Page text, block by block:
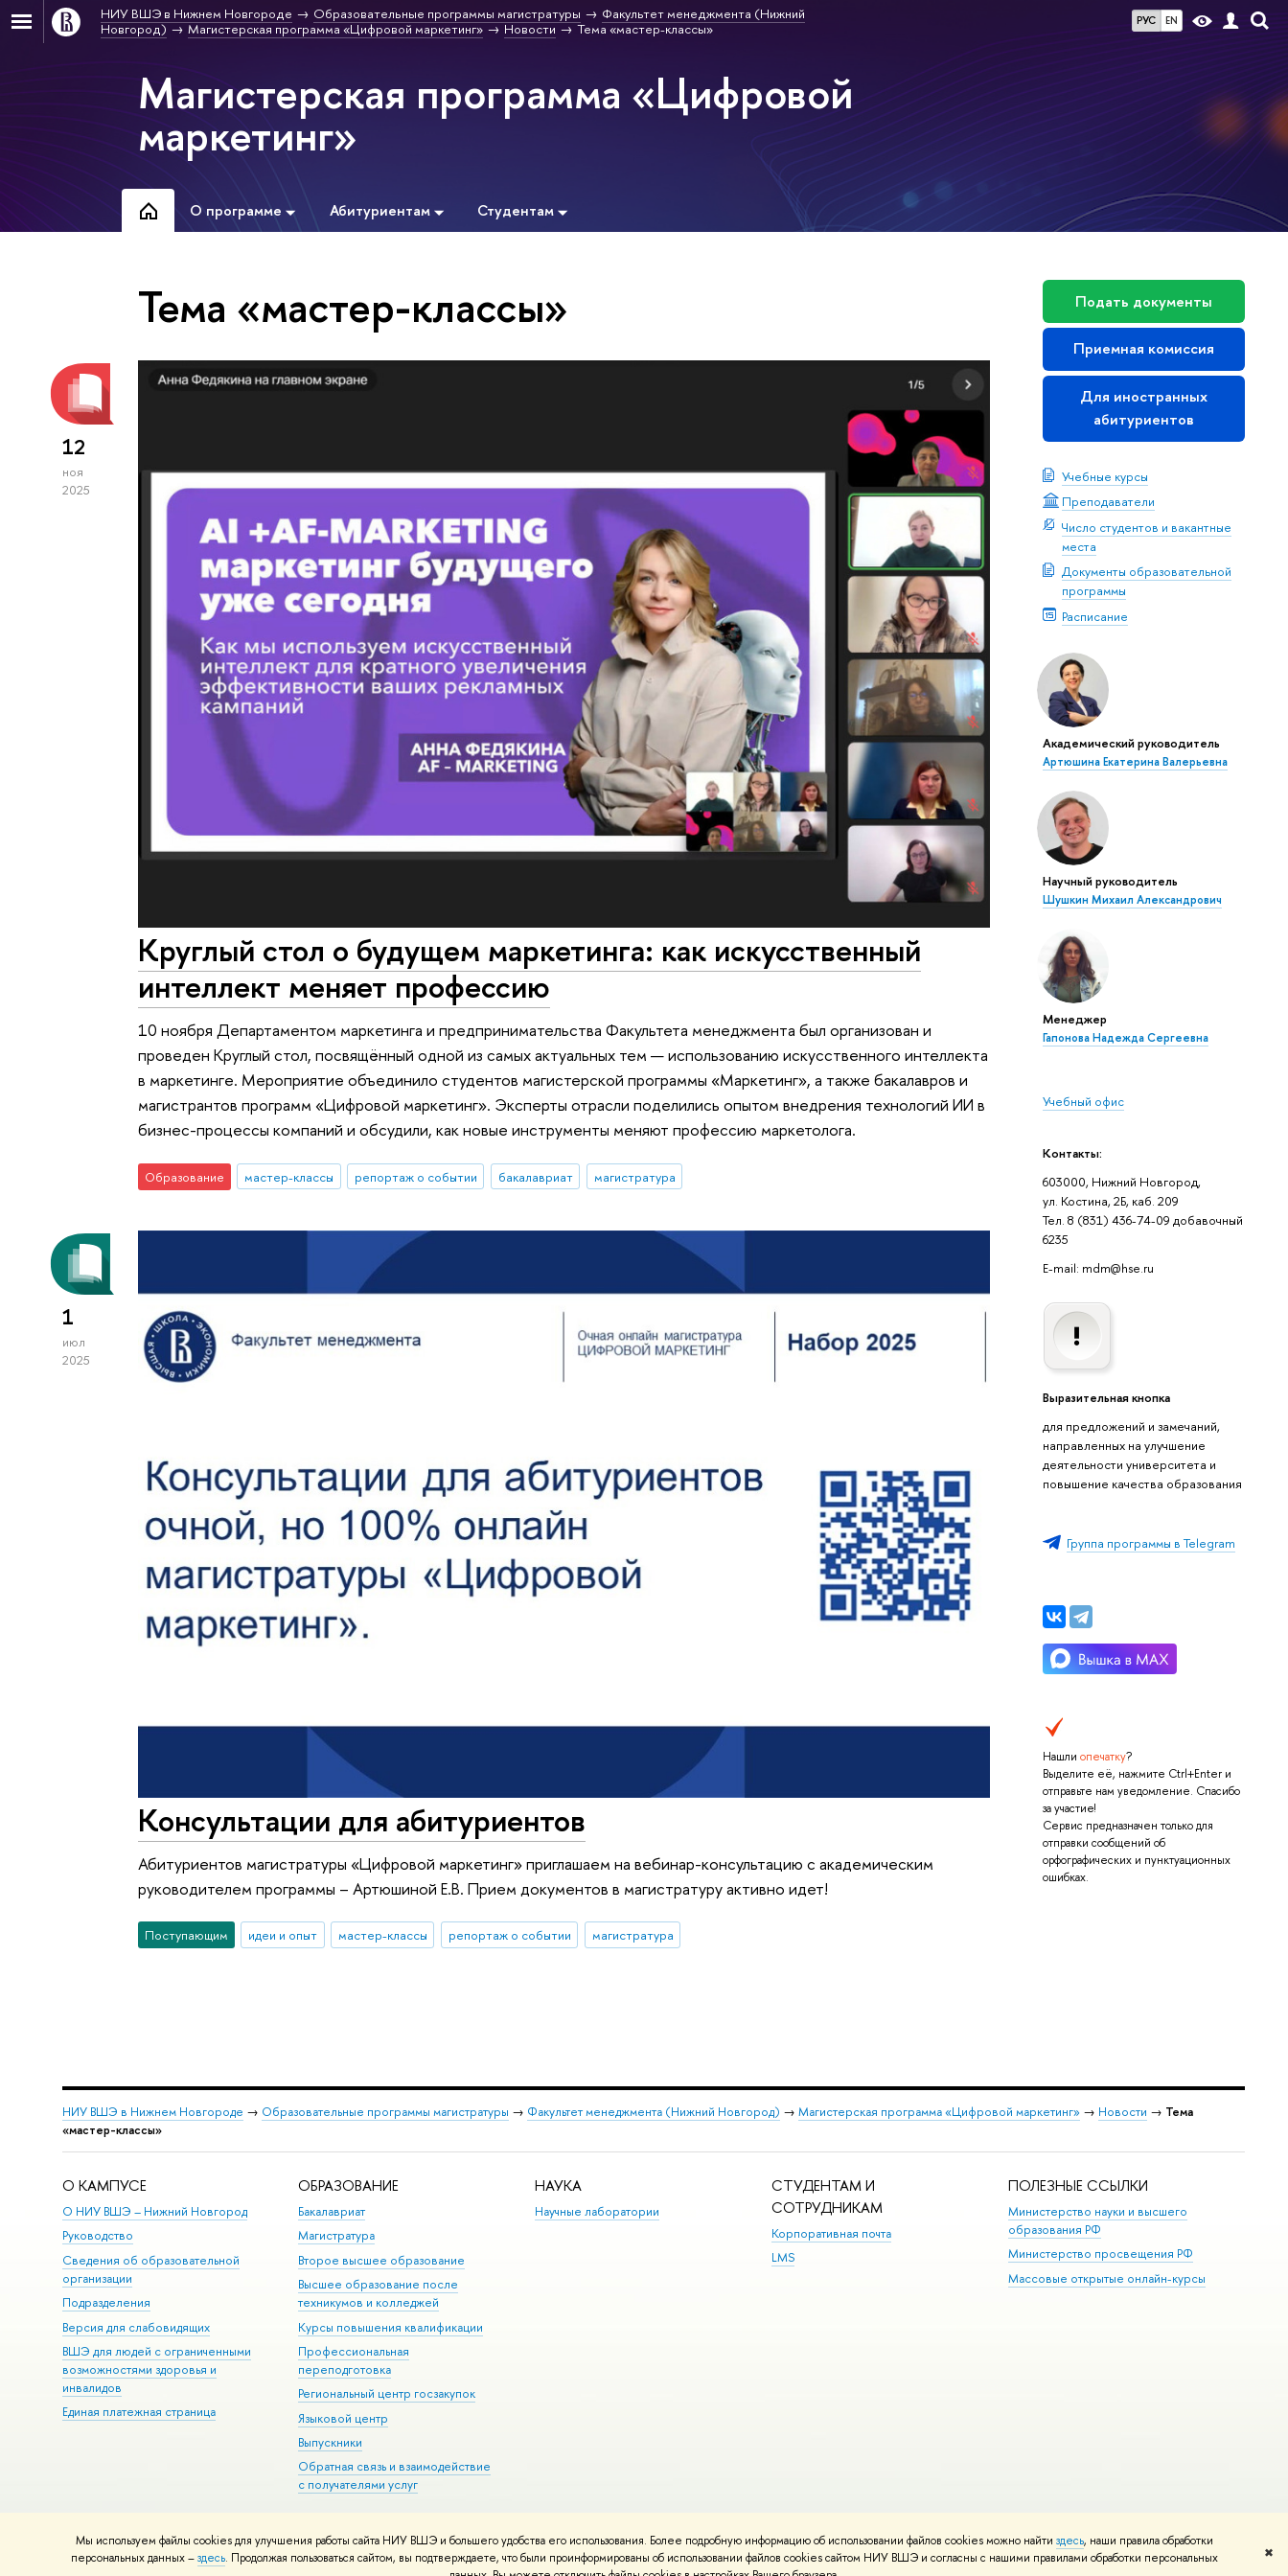
Мы используем файлы cookies для улучшения работы сайта НИУ ВШЭ и большего удобства его использования. Более подробную информацию об использовании файлов cookies можно найти здесь, наши правила обработки
персональных данных –здесь. Продолжая пользоваться сайтом, вы подтверждаете, что были проинформированы об использовании файлов cookies сайтом НИУ ВШЭ и согласны с нашими правилами обработки персональных
✖
РУС EN
НИУ ВШЭ в Нижнем Новгороде Образовательные программы магистратуры
Факультет менеджмента (Нижний
Новгород)
Магистерская программа «Цифровой маркетинг» Новости Тема «мастер-классы»
Магистерская программа «Цифровой
маркетинг»
О программе Абитуриентам Студентам
Подать документы
Приемная комиссия
Для иностранных
абитуриентов
Учебные курсы
Преподаватели
Число студентов и вакантные
места
Документы образовательной
программы
Расписание
Академический руководитель
Артюшина Екатерина Валерьевна
Научный руководитель
Шушкин Михаил Александрович
Менеджер
Гапонова Надежда Сергеевна
Учебный офис
Контакты:
603000, Нижний Новгород,
ул. Костина, 2Б, каб. 209
Тел. 8 (831) 436-74-09 добавочный
6235
E-mail: mdm@hse.ru
Выразительная кнопка
для предложений и замечаний,
направленных на улучшение
деятельности университета и
повышение качества образования
Группа программы в Telegram
Нашли опечатку?
Выделите её, нажмите Ctrl+Enter и
отправьте нам уведомление. Спасибо
за участие!
Сервис предназначен только для
отправки сообщений об
орфографических и пунктуационных
ошибках.
Тема «мастер-классы»
12
ноя
2025
Круглый стол о будущем маркетинга: как искусственный
интеллект меняет профессию
10 ноября Департаментом маркетинга и предпринимательства Факультета менеджмента был организован и
проведен Круглый стол, посвящённый одной из самых актуальных тем — использованию искусственного интеллекта
в маркетинге. Мероприятие объединило студентов магистерской программы «Маркетинг», а также бакалавров и
магистрантов программ «Цифровой маркетинг». Эксперты отрасли поделились опытом внедрения технологий ИИ в
бизнес-процессы компаний и обсудили, как новые инструменты меняют профессию маркетолога.
Образование мастер-классы репортаж о событии бакалавриат магистратура
1
июл
2025
Консультации для абитуриентов
Абитуриентов магистратуры «Цифровой маркетинг» приглашаем на вебинар-консультацию с академическим
руководителем программы – Артюшиной Е.В. Прием документов в магистратуру активно идет!
Поступающим идеи и опыт мастер-классы репортаж о событии магистратура
НИУ ВШЭ в Нижнем Новгороде → Образовательные программы магистратуры → Факультет менеджмента (Нижний Новгород) → Магистерская программа «Цифровой маркетинг» → Новости → Тема
«мастер-классы»
О КАМПУСЕ
О НИУ ВШЭ – Нижний Новгород
Руководство
Сведения об образовательной
организации
Подразделения
Версия для слабовидящих
ВШЭ для людей с ограниченными
возможностями здоровья и
инвалидов
Единая платежная страница
ОБРАЗОВАНИЕ
Бакалавриат
Магистратура
Второе высшее образование
Высшее образование после
техникумов и колледжей
Курсы повышения квалификации
Профессиональная
переподготовка
Региональный центр госзакупок
Языковой центр
Выпускники
Обратная связь и взаимодействие
с получателями услуг
НАУКА
Научные лаборатории
СТУДЕНТАМ И
СОТРУДНИКАМ
Корпоративная почта
LMS
ПОЛЕЗНЫЕ ССЫЛКИ
Министерство науки и высшего
образования РФ
Министерство просвещения РФ
Массовые открытые онлайн-курсы
Редактору
© НИУ ВШЭ 1993–2026 Адреса и контакты Условия использования материалов Политика конфиденциальности Карта сайта
Шрифты HSE Sans и HSE Slab разработаны вШколе дизайна НИУ ВШЭ